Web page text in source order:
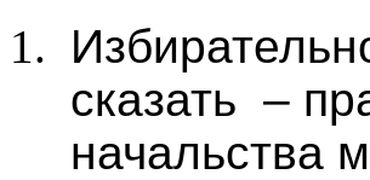
сказать –
начальства